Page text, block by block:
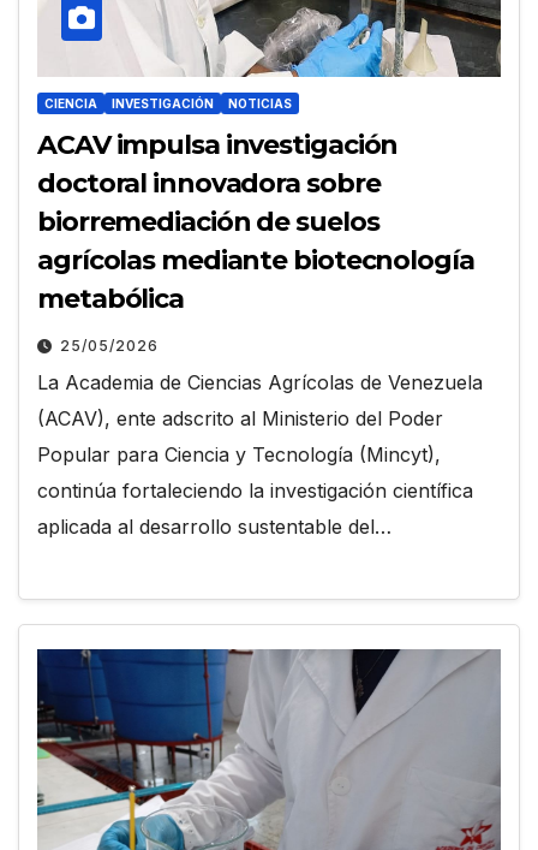
CIENCIA INVESTIGACIÓN NOTICIAS
ACAV impulsa investigación
doctoral innovadora sobre
biorremediación de suelos
agrícolas mediante biotecnología
metabólica
25/05/2026
La Academia de Ciencias Agrícolas de Venezuela
(ACAV), ente adscrito al Ministerio del Poder
Popular para Ciencia y Tecnología (Mincyt),
continúa fortaleciendo la investigación científica
aplicada al desarrollo sustentable del…